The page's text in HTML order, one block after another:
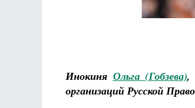
Инокиня Ольга (Гобзева),
организаций Русской